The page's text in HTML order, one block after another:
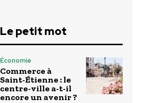
Le petit mot
Économie
Commerce à
Saint-Étienne : le
centre-ville a-t-il
encore un avenir ?